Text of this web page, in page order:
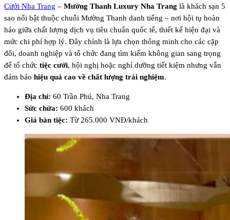
Cưới Nha Trang – Mường Thanh Luxury Nha Trang là khách sạn 5
sao nổi bật thuộc chuỗi Mường Thanh danh tiếng – nơi hội tụ hoàn
hảo giữa chất lượng dịch vụ tiêu chuẩn quốc tế, thiết kế hiện đại và
mức chi phí hợp lý. Đây chính là lựa chọn thông minh cho các cặp
đôi, doanh nghiệp và tổ chức đang tìm kiếm không gian sang trọng
để tổ chức tiệc cưới, hội nghị hoặc nghỉ dưỡng tiết kiệm nhưng vẫn
đảm bảo hiệu quả cao về chất lượng trải nghiệm.
Địa chỉ: 60 Trần Phú, Nha Trang
Sức chứa: 600 khách
Giá bàn tiệc: Từ 265.000 VNĐ/khách